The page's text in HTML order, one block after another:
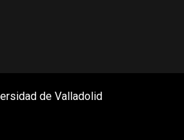
de Valladolid